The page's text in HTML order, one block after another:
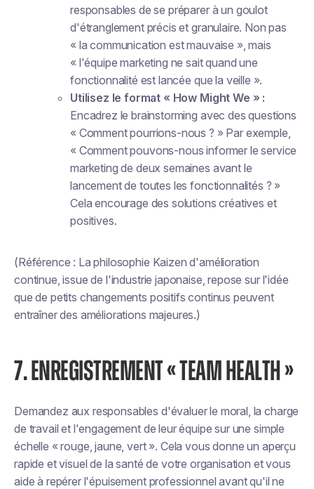
responsables de se préparer à un goulot
d'étranglement précis et granulaire. Non pas
« la communication est mauvaise », mais
« l'équipe marketing ne sait quand une
fonctionnalité est lancée que la veille ».
Utilisez le format « How Might We » :
Encadrez le brainstorming avec des questions
« Comment pourrions-nous ? » Par exemple,
« Comment pouvons-nous informer le service
marketing de deux semaines avant le
lancement de toutes les fonctionnalités ? »
Cela encourage des solutions créatives et
positives.
(Référence : La philosophie Kaizen d'amélioration
continue, issue de l'industrie japonaise, repose sur l'idée
que de petits changements positifs continus peuvent
entraîner des améliorations majeures.)
7. ENREGISTREMENT « TEAM HEALTH »
Demandez aux responsables d'évaluer le moral, la charge
de travail et l'engagement de leur équipe sur une simple
échelle « rouge, jaune, vert ». Cela vous donne un aperçu
rapide et visuel de la santé de votre organisation et vous
aide à repérer l'épuisement professionnel avant qu'il ne